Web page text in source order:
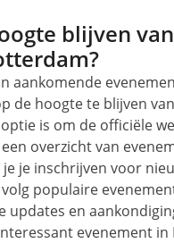
blijven
aankomende
de hoogte te blijven
is om de officiële
overzicht van
je inschrijven voor
populaire
updates en
evenement